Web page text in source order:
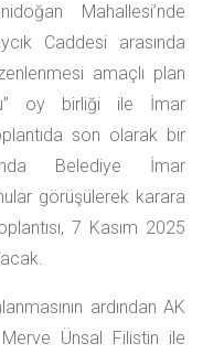
Mahallesi’nde
Caddesi arasında
amaçlı plan
oy birliği ile İmar
son olarak bir
Belediye İmar
görüşülerek karara
7 Kasım 2025
ardından AK
Ünsal Filistin ile